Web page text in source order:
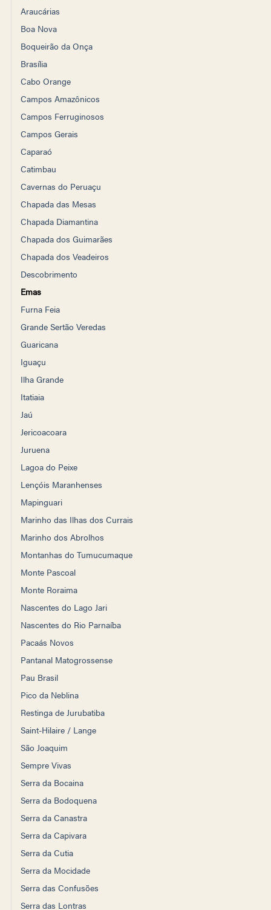
Araucárias
Boa Nova
Boqueirão da Onça
Brasília
Cabo Orange
Campos Amazônicos
Campos Ferruginosos
Campos Gerais
Caparaó
Catimbau
Cavernas do Peruaçu
Chapada das Mesas
Chapada Diamantina
Chapada dos Guimarães
Chapada dos Veadeiros
Descobrimento
Emas
Furna Feia
Grande Sertão Veredas
Guaricana
Iguaçu
Ilha Grande
Itatiaia
Jaú
Jericoacoara
Juruena
Lagoa do Peixe
Lençóis Maranhenses
Mapinguari
Marinho das Ilhas dos Currais
Marinho dos Abrolhos
Montanhas do Tumucumaque
Monte Pascoal
Monte Roraima
Nascentes do Lago Jari
Nascentes do Rio Parnaíba
Pacaás Novos
Pantanal Matogrossense
Pau Brasil
Pico da Neblina
Restinga de Jurubatiba
Saint-Hilaire / Lange
São Joaquim
Sempre Vivas
Serra da Bocaina
Serra da Bodoquena
Serra da Canastra
Serra da Capivara
Serra da Cutia
Serra da Mocidade
Serra das Confusões
Serra das Lontras